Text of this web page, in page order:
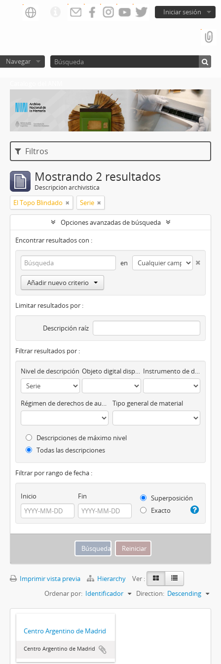
Iniciar sesión
Navegar
Filtros
Mostrando 2 resultados
Descripción archivística
El Topo Blindado Serie
Opciones avanzadas de búsqueda
Encontrar resultados con :
en
Añadir nuevo criterio
Limitar resultados por :
Descripción raíz
Filtrar resultados por :
Nivel de descripción Objeto digital disponibles Instrumento de descripción
Régimen de derechos de autor Tipo general de material
Descripciones de máximo nivel
Todas las descripciones
Filtrar por rango de fecha :
Inicio Fin
Superposición
Exacto
Imprimir vista previa Hierarchy
Ver :
Ordenar por: Identificador Direction: Descending
Centro Argentino de Madrid
Centro Argentino de Madrid